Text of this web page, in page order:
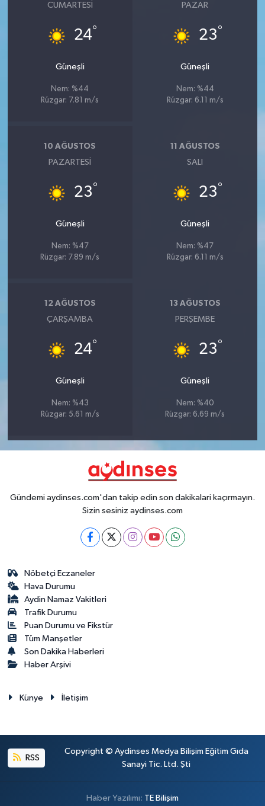
CUMARTESI
24°
Güneşli
Nem: %44
Rüzgar: 7.81 m/s
PAZAR
23°
Güneşli
Nem: %44
Rüzgar: 6.11 m/s
10 AĞUSTOS
PAZARTESI
23°
Güneşli
Nem: %47
Rüzgar: 7.89 m/s
11 AĞUSTOS
SALI
23°
Güneşli
Nem: %47
Rüzgar: 6.11 m/s
12 AĞUSTOS
ÇARŞAMBA
24°
Güneşli
Nem: %43
Rüzgar: 5.61 m/s
13 AĞUSTOS
PERŞEMBE
23°
Güneşli
Nem: %40
Rüzgar: 6.69 m/s
Gündemi aydinses.com'dan takip edin son dakikalari kaçırmayın.
Sizin sesiniz aydinses.com
Nöbetçi Eczaneler
Hava Durumu
Aydin Namaz Vakitleri
Trafik Durumu
Puan Durumu ve Fikstür
Tüm Manşetler
Son Dakika Haberleri
Haber Arşivi
Künye İletişim
RSS
Copyright © Aydinses Medya Bilişim Eğitim Gıda
Sanayi Tic. Ltd. Şti
Haber Yazılımı: TE Bilişim